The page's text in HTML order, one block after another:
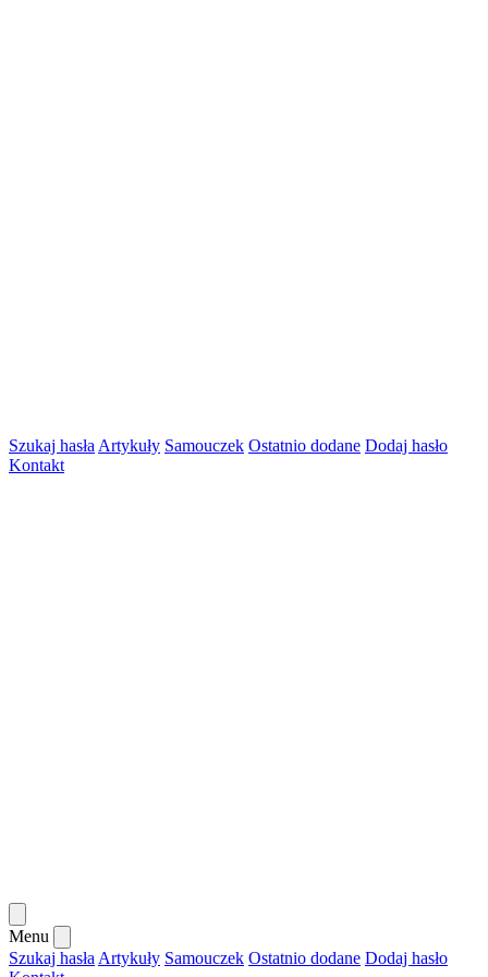
Szukaj hasła Artykuły Samouczek Ostatnio dodane Dodaj hasło
Kontakt
Menu
Szukaj hasła Artykuły Samouczek Ostatnio dodane Dodaj hasło